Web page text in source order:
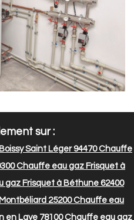
sur :
Saint Léger 94470Chauffe
Chauffe eau gaz Frisquet à
gaz Frisquet à Béthune 62400
25200Chauffe eau
en Laye 78100Chauffe eau gaz